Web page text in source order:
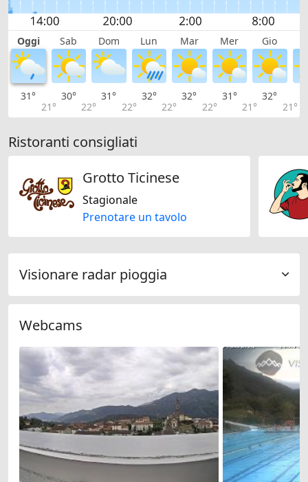
Oggi Sab Dom Lun Mar Mer Gio
31°
21°
30°
22°
31°
22°
32°
22°
32°
22°
31°
21°
32°
21°
Ristoranti consigliati
Grotto Ticinese
Stagionale
Prenotare un tavolo
Visionare radar pioggia
Webcams